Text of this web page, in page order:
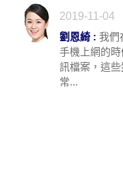
2019-11-04
劉恩綺 : 我們
手機上網的
訊檔案，這
常...